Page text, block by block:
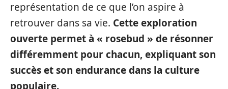
représentation de ce que l’on aspire à
retrouver dans sa vie. Cette exploration
ouverte permet à « rosebud » de résonner
différemment pour chacun, expliquant son
succès et son endurance dans la culture
populaire.